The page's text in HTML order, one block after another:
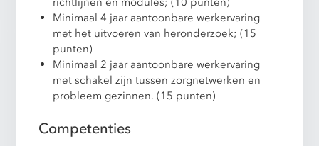
Minimaal 4 jaar aantoonbare werkervaring
met het uitvoeren van heronderzoek; (15
punten)
Minimaal 2 jaar aantoonbare werkervaring
met schakel zijn tussen zorgnetwerken en
probleem gezinnen. (15 punten)
Competenties